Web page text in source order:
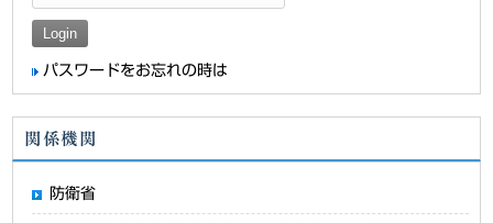
パスワードをお忘れの時は
関係機関
防衛省